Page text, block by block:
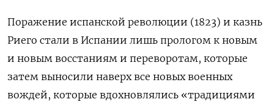
Поражение испанской революции (1823) и казнь
Риего стали в Испании лишь прологом к новым
и новым восстаниям и переворотам, которые
затем выносили наверх все новых военных
вождей, которые вдохновлялись «традициями